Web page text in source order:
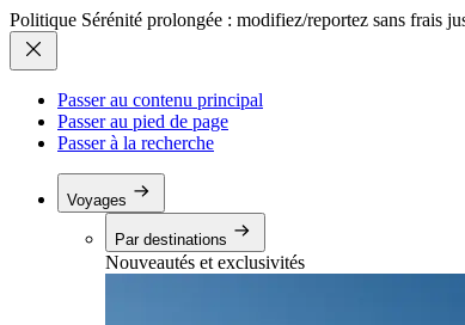
Politique Sérénité prolongée : modifiez/reportez sans frais
Passer au contenu principal
Passer au pied de page
Passer à la recherche
Voyages
Par destinations
Nouveautés et exclusivités